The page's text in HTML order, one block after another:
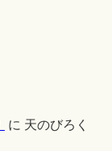
に 天のびろく